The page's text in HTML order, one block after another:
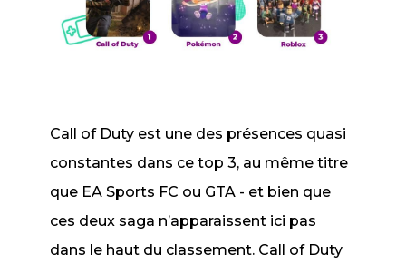
Call of Duty est une des présences quasi
constantes dans ce top 3, au même titre
que EA Sports FC ou GTA - et bien que
ces deux saga n’apparaissent ici pas
dans le haut du classement. Call of Duty